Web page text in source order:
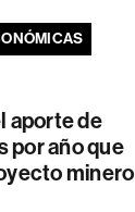
aporte de
por año que
minero